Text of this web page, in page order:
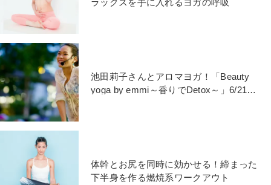
ラックスを手に入れるヨガの呼吸
池田莉子さんとアロマヨガ！「Beauty
yoga by emmi～香りでDetox～」6/21開
体幹とお尻を同時に効かせる！締まった
下半身を作る燃焼系ワークアウト